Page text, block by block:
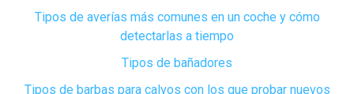
Tipos de averías más comunes en un coche y cómo
detectarlas a tiempo
Tipos de bañadores
Tipos de barbas para calvos con los que probar nuevos